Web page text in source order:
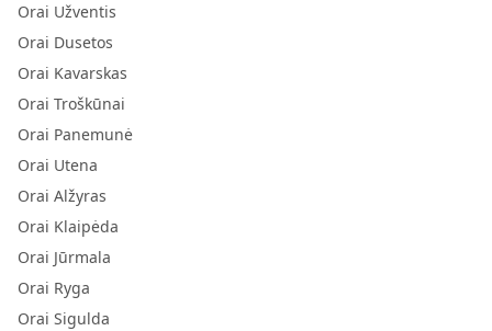
Orai Užventis
Orai Dusetos
Orai Kavarskas
Orai Troškūnai
Orai Panemunė
Orai Utena
Orai Alžyras
Orai Klaipėda
Orai Jūrmala
Orai Ryga
Orai Sigulda